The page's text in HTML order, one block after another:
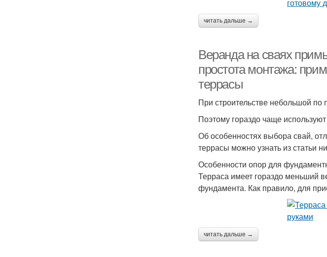
читать дальше →
Веранда на сваях
простота монтажа:
террасы
При строительстве небольшой
Поэтому гораздо чаще
Об особенностях выбора свай,
террасы можно узнать из статьи
Особенности опор для
Терраса имеет гораздо меньший
фундамента. Как правило, для
читать дальше →